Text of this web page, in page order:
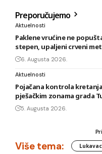
Preporučujemo
Aktuelnosti
Paklene vrućine ne
stepen, upaljeni crveni
6. Augusta 2026.
Aktuelnosti
Pojačana kontrola
pješačkim zonama grada
5. Augusta 2026.
Više tema: Lukavac